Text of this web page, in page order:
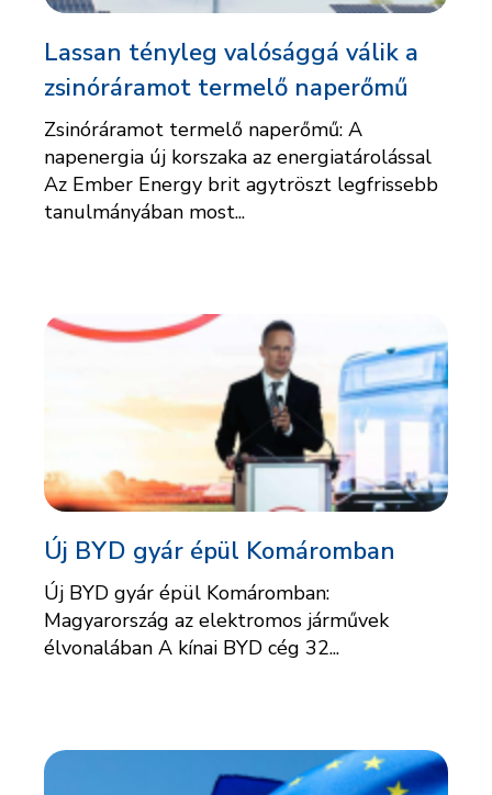
Lassan tényleg valósággá válik a
zsinóráramot termelő naperőmű
Zsinóráramot termelő naperőmű: A
napenergia új korszaka az energiatárolással
Az Ember Energy brit agytröszt legfrissebb
tanulmányában most...
Új BYD gyár épül Komáromban
Új BYD gyár épül Komáromban:
Magyarország az elektromos járművek
élvonalában A kínai BYD cég 32...